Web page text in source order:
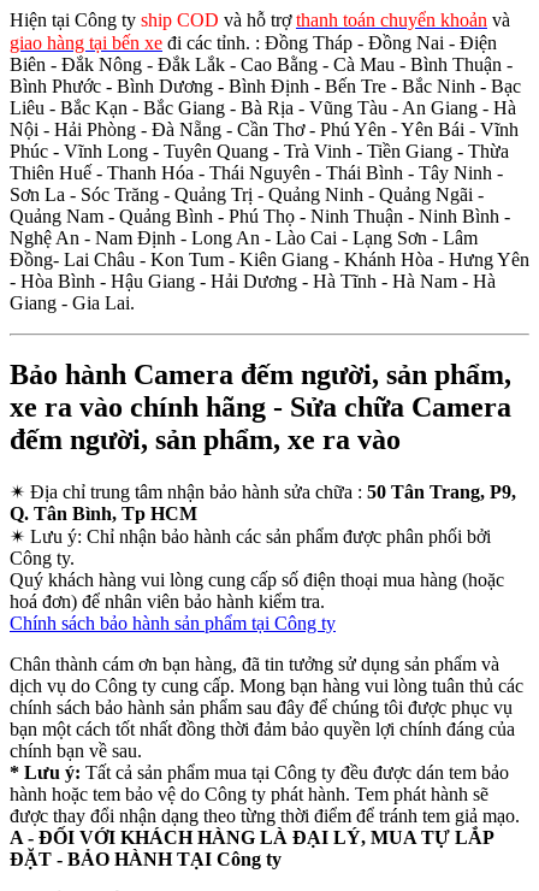
Hiện tại Công ty ship COD và hỗ trợthanh toán chuyển khoản và
giao hàng tại bến xe đi các tỉnh. : Đồng Tháp - Đồng Nai - Điện
Biên - Đắk Nông - Đắk Lắk - Cao Bằng - Cà Mau - Bình Thuận -
Bình Phước - Bình Dương - Bình Định - Bến Tre - Bắc Ninh - Bạc
Liêu - Bắc Kạn - Bắc Giang - Bà Rịa - Vũng Tàu - An Giang - Hà
Nội - Hải Phòng - Đà Nẵng - Cần Thơ - Phú Yên - Yên Bái - Vĩnh
Phúc - Vĩnh Long - Tuyên Quang - Trà Vinh - Tiền Giang - Thừa
Thiên Huế - Thanh Hóa - Thái Nguyên - Thái Bình - Tây Ninh -
Sơn La - Sóc Trăng - Quảng Trị - Quảng Ninh - Quảng Ngãi -
Quảng Nam - Quảng Bình - Phú Thọ - Ninh Thuận - Ninh Bình -
Nghệ An - Nam Định - Long An - Lào Cai - Lạng Sơn - Lâm
Đồng- Lai Châu - Kon Tum - Kiên Giang - Khánh Hòa - Hưng Yên
- Hòa Bình - Hậu Giang - Hải Dương - Hà Tĩnh - Hà Nam - Hà
Giang - Gia Lai.
Bảo hành Camera đếm người, sản phẩm,
xe ra vào chính hãng - Sửa chữa Camera
đếm người, sản phẩm, xe ra vào
✴ Địa chỉ trung tâm nhận bảo hành sửa chữa : 50 Tân Trang, P9,
Q. Tân Bình, Tp HCM
✴ Lưu ý: Chỉ nhận bảo hành các sản phẩm được phân phối bởi
Công ty.
Quý khách hàng vui lòng cung cấp số điện thoại mua hàng (hoặc
hoá đơn) để nhân viên bảo hành kiểm tra.
Chính sách bảo hành sản phẩm tại Công ty
Chân thành cám ơn bạn hàng, đã tin tưởng sử dụng sản phẩm và
dịch vụ do Công ty cung cấp. Mong bạn hàng vui lòng tuân thủ các
chính sách bảo hành sản phẩm sau đây để chúng tôi được phục vụ
bạn một cách tốt nhất đồng thời đảm bảo quyền lợi chính đáng của
chính bạn về sau.
* Lưu ý: Tất cả sản phẩm mua tại Công ty đều được dán tem bảo
hành hoặc tem bảo vệ do Công ty phát hành. Tem phát hành sẽ
được thay đổi nhận dạng theo từng thời điểm để tránh tem giả mạo.
A - ĐỐI VỚI KHÁCH HÀNG LÀ ĐẠI LÝ, MUA TỰ LẮP
ĐẶT - BẢO HÀNH TẠI Công ty